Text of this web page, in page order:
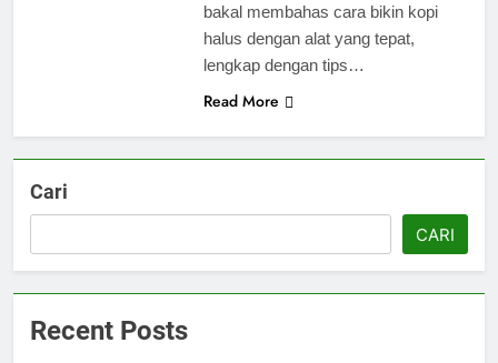
bakal membahas cara bikin kopi
halus dengan alat yang tepat,
lengkap dengan tips…
Read More
Cari
CARI
Recent Posts